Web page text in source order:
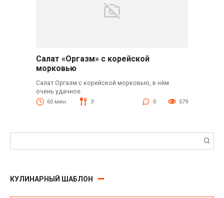
Салат «Оргазм» с корейской
морковью
Салат Оргазм с корейской морковью, в нём
очень удачное
60 мин. 3 0 579
КУЛИНАРНЫЙ ШАБЛОН